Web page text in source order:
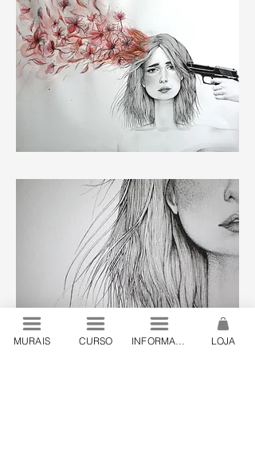
MURAIS CURSO LOJA